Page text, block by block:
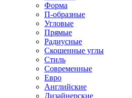
Форма
П-образные
Угловые
Прямые
Радиусные
Скошенные углы
Стиль
Современные
Евро
Английские
Дизайнерские